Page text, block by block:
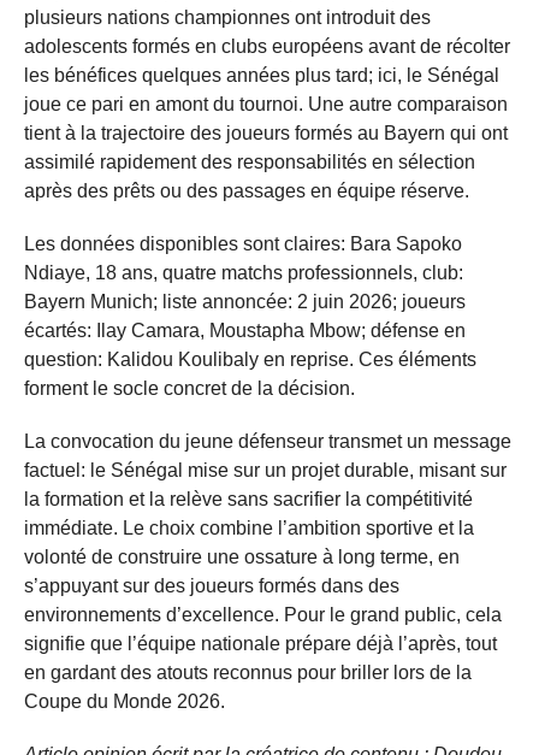
plusieurs nations championnes ont introduit des
adolescents formés en clubs européens avant de récolter
les bénéfices quelques années plus tard; ici, le Sénégal
joue ce pari en amont du tournoi. Une autre comparaison
tient à la trajectoire des joueurs formés au Bayern qui ont
assimilé rapidement des responsabilités en sélection
après des prêts ou des passages en équipe réserve.
Les données disponibles sont claires: Bara Sapoko
Ndiaye, 18 ans, quatre matchs professionnels, club:
Bayern Munich; liste annoncée: 2 juin 2026; joueurs
écartés: Ilay Camara, Moustapha Mbow; défense en
question: Kalidou Koulibaly en reprise. Ces éléments
forment le socle concret de la décision.
La convocation du jeune défenseur transmet un message
factuel: le Sénégal mise sur un projet durable, misant sur
la formation et la relève sans sacrifier la compétitivité
immédiate. Le choix combine l’ambition sportive et la
volonté de construire une ossature à long terme, en
s’appuyant sur des joueurs formés dans des
environnements d’excellence. Pour le grand public, cela
signifie que l’équipe nationale prépare déjà l’après, tout
en gardant des atouts reconnus pour briller lors de la
Coupe du Monde 2026.